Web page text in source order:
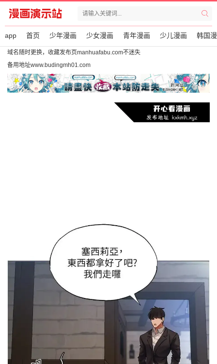
app 首页 少年漫画 少女漫画 青年漫画 少儿漫画 韩国
域名随时更换，收藏发布页manhuafabu.com不迷失
备用地址www.budingmh01.com